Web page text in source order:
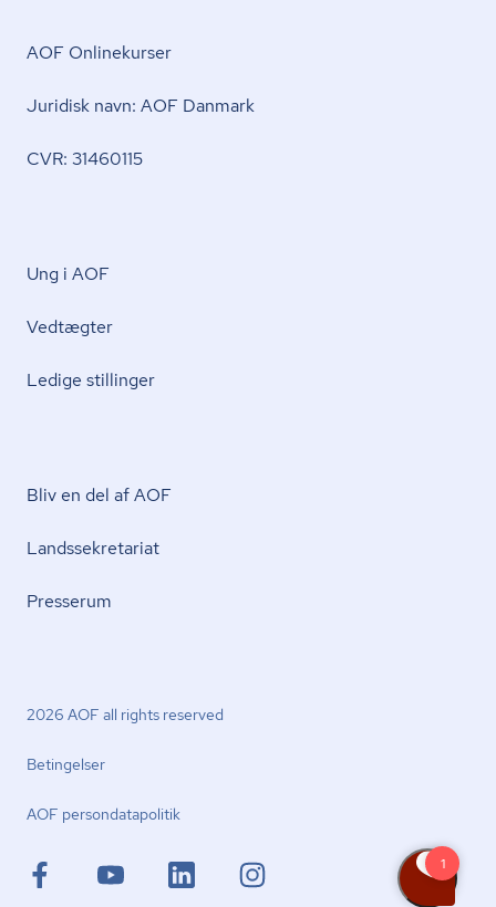
AOF Onlinekurser
Juridisk navn: AOF Danmark
CVR: 31460115
Ung i AOF
Vedtægter
Ledige stillinger
Bliv en del af AOF
Lands­se­kre­ta­ri­at
Presserum
2026 AOF all rights reserved
Betingelser
AOF per­son­da­ta­po­li­tik